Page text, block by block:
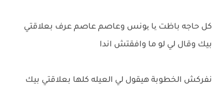
كل حاجه باظت یا یونس وعاصم عاصم عرف بعلاقتي
بيك وقال لي لو ما وافقتش اندا
نفركش الخطوبة هيقول لي العيله كلها بعلاقتي بيك